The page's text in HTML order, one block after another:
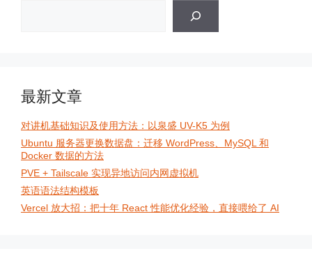
最新文章
对讲机基础知识及使用方法：以泉盛 UV-K5 为例
Ubuntu 服务器更换数据盘：迁移 WordPress、MySQL 和
Docker 数据的方法
PVE + Tailscale 实现异地访问内网虚拟机
英语语法结构模板
Vercel 放大招：把十年 React 性能优化经验，直接喂给了 AI